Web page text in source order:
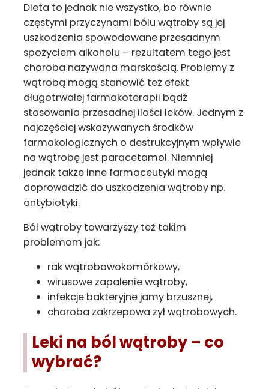
Dieta to jednak nie wszystko, bo równie
częstymi przyczynami bólu wątroby są jej
uszkodzenia spowodowane przesadnym
spożyciem alkoholu – rezultatem tego jest
choroba nazywana marskością. Problemy z
wątrobą mogą stanowić też efekt
długotrwałej farmakoterapii bądź
stosowania przesadnej ilości leków. Jednym z
najczęściej wskazywanych środków
farmakologicznych o destrukcyjnym wpływie
na wątrobę jest paracetamol. Niemniej
jednak także inne farmaceutyki mogą
doprowadzić do uszkodzenia wątroby np.
antybiotyki.
Ból wątroby towarzyszy też takim
problemom jak:
rak wątrobowokomórkowy,
wirusowe zapalenie wątroby,
infekcje bakteryjne jamy brzusznej,
choroba zakrzepowa żył wątrobowych.
Leki na ból wątroby – co
wybrać?